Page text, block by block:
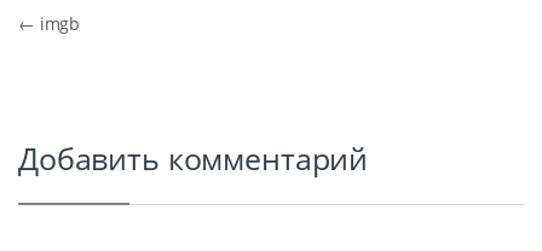
Навигация по записям
← imgb
Добавить комментарий